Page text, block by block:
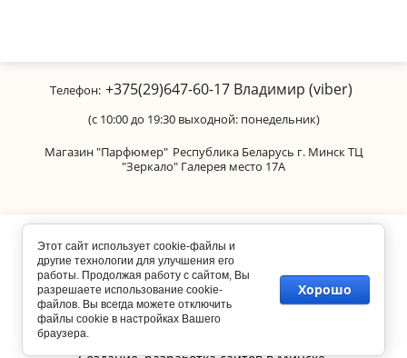
Телефон: +375(29)647-60-17 Владимир (viber)
(с 10:00 до 19:30 выходной: понедельник)
Магазин "Парфюмер" Республика Беларусь г. Минск ТЦ
"Зеркало" Галерея место 17А
Этот сайт использует cookie-файлы и
другие технологии для улучшения его
работы. Продолжая работу с сайтом, Вы
разрешаете использование cookie-
файлов. Вы всегда можете отключить
файлы cookie в настройках Вашего
браузера.
Хорошо